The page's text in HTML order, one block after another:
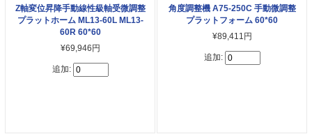
Z軸変位昇降手動線性級軸受微調整
プラットホーム ML13-60L ML13-
60R 60*60
¥69,946円
追加:
角度調整機 A75-250C 手動微調整
プラットフォーム 60*60
¥89,411円
追加: